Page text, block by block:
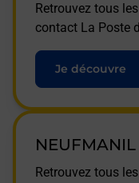
Retrouvez tous
contact La Poste
Je découvre
NEUFMANIL
Retrouvez tous